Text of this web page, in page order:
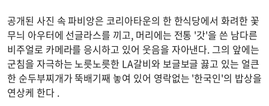
공개된 사진 속 파비앙은 코리아타운의 한 한식당에서 화려한 꽃
무늬 아우터에 선글라스를 끼고, 머리에는 전통 '갓'을 쓴 남다른
비주얼로 카메라를 응시하고 있어 웃음을 자아낸다. 그의 앞에는
군침을 자극하는 노릇노릇한 LA갈비와 보글보글 끓고 있는 얼큰
한 순두부찌개가 뚝배기째 놓여 있어 영락없는 '한국인'의 밥상을
연상케 한다 .